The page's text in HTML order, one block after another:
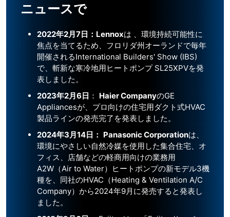
ニュースで
2022年2月7日：Lennoxは 、環境持続可能性に
焦点を当てるため、フロリダ州オーランドで毎年
開催されるInternational Builders' Show (IBS)
で、斬新な寒冷地用ヒートポンプ SL25XPVを発
表しました。
2023年2月6日 ： Haier CompanyのGE
Appliancesが、プロ向けの住宅用ダクト式HVAC
製品ラインの発売完了を発表しました。
2024年3月14日： Panasonic Corporationは、
環境にやさしい自然冷媒を使用した集合住宅、オ
フィス、店舗などの軽商用向けの業務用
A2W（Air to Water）ヒートポンプの新モデル3機
種を、同社のHVAC（Heating & Ventilation A/C
Company）から2024年9月に発売すると発表し
ました。